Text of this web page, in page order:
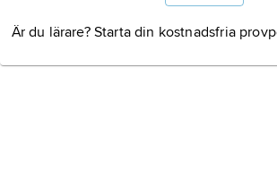
Är du lärare? Starta din kostnadsfria